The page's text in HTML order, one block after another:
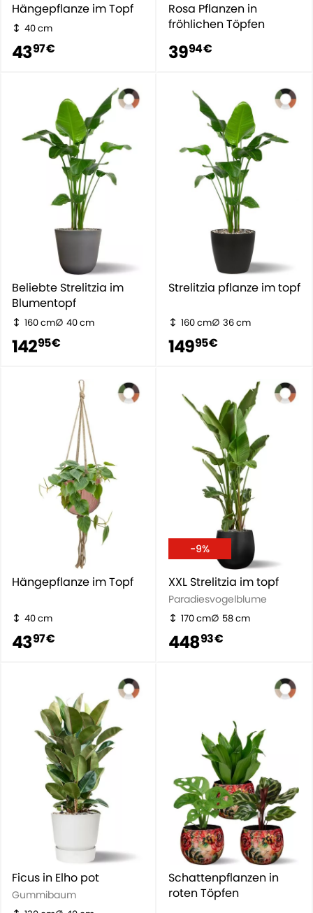
Hängepflanze im Topf
40 cm
4397 €
Rosa Pflanzen in
fröhlichen Töpfen
3994 €
Beliebte Strelitzia im
Blumentopf
160 cm 40 cm
14295 €
Strelitzia pflanze im topf
160 cm 36 cm
14995 €
Hängepflanze im Topf
40 cm
4397 €
-9%
XXL Strelitzia im topf
Paradiesvogelblume
170 cm 58 cm
44893 €
Ficus in Elho pot
Gummibaum
Schattenpflanzen in
roten Töpfen